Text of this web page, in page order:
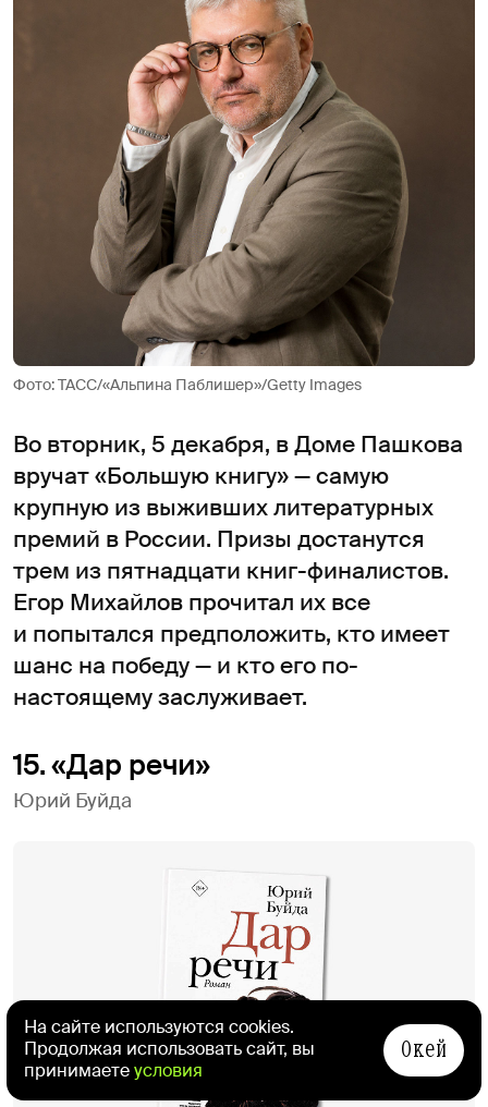
Фото: ТАСС/«Альпина Паблишер»/Getty Images
Во вторник, 5 декабря, в Доме Пашкова
вручат «Большую книгу» — самую
крупную из выживших литературных
премий в России. Призы достанутся
трем из пятнадцати книг-финалистов.
Егор Михайлов прочитал их все
и попытался предположить, кто имеет
шанс на победу — и кто его по-
настоящему заслуживает.
15. «Дар речи»
Юрий Буйда
На сайте используются cookies.
Продолжая использовать сайт, вы
принимаетеусловия
Окей